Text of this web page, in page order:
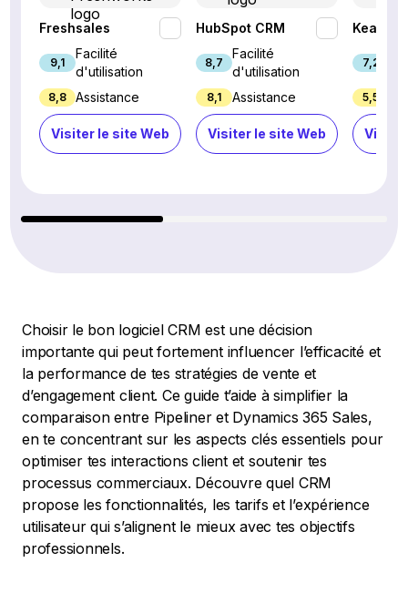
Freshsales
9,1
Facilité
d'utilisation
8,8 Assistance
Visiter le site Web
HubSpot CRM
8,7
Facilité
d'utilisation
8,1 Assistance
Visiter le site Web
Keap
7,2
5,5
Choisir le bon logiciel CRM est une décision
importante qui peut fortement influencer l’efficacité et
la performance de tes stratégies de vente et
d’engagement client. Ce guide t’aide à simplifier la
comparaison entre Pipeliner et Dynamics 365 Sales,
en te concentrant sur les aspects clés essentiels pour
optimiser tes interactions client et soutenir tes
processus commerciaux. Découvre quel CRM
propose les fonctionnalités, les tarifs et l’expérience
utilisateur qui s’alignent le mieux avec tes objectifs
professionnels.